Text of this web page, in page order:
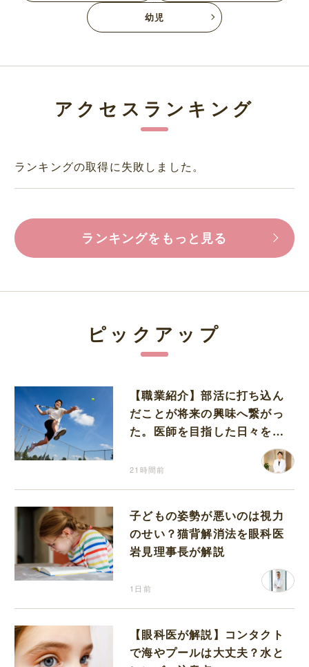
幼児
アクセスランキング
ランキングの取得に失敗しました。
ランキングをもっと見る
ピックアップ
【職業紹介】部活に打ち込ん
だことが将来の興味へ繋がっ
た。医師を目指した日々を振
21時間前
子どもの姿勢が悪いのは視力
のせい？猫背解消法を眼科医
岩見理事長が解説
1日前
【眼科医が解説】コンタクト
で海やプールは大丈夫？水と